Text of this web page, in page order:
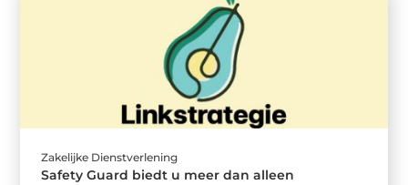
Zakelijke Dienstverlening
Safety Guard biedt u meer dan alleen